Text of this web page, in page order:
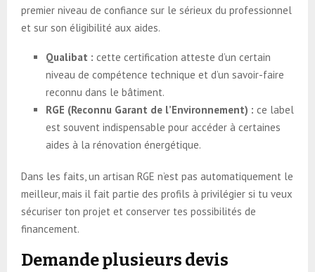
premier niveau de confiance sur le sérieux du professionnel
et sur son éligibilité aux aides.
Qualibat : cette certification atteste d’un certain
niveau de compétence technique et d’un savoir-faire
reconnu dans le bâtiment.
RGE (Reconnu Garant de l’Environnement) : ce label
est souvent indispensable pour accéder à certaines
aides à la rénovation énergétique.
Dans les faits, un artisan RGE n’est pas automatiquement le
meilleur, mais il fait partie des profils à privilégier si tu veux
sécuriser ton projet et conserver tes possibilités de
financement.
Demande plusieurs devis